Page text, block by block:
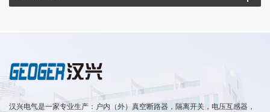
汉兴电气是一家专业生产：户内（外）真空断路器，隔离开关，电压互感器，